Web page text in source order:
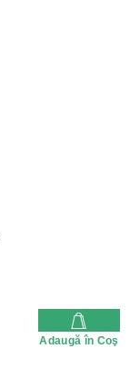
Adaugă în Coş